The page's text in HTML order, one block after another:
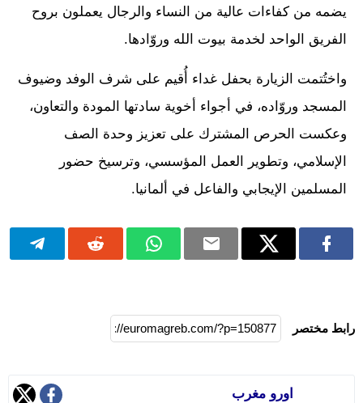
يضمه من كفاءات عالية من النساء والرجال يعملون بروح
الفريق الواحد لخدمة بيوت الله وروّادها.
واختُتمت الزيارة بحفل غداء أُقيم على شرف الوفد وضيوف
المسجد وروّاده، في أجواء أخوية سادتها المودة والتعاون،
وعكست الحرص المشترك على تعزيز وحدة الصف
الإسلامي، وتطوير العمل المؤسسي، وترسيخ حضور
المسلمين الإيجابي والفاعل في ألمانيا.
رابط مختصر
اورو مغرب